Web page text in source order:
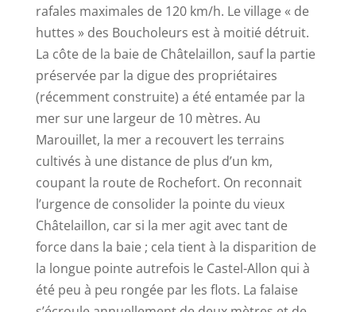
rafales maximales de 120 km/h. Le village « de
huttes » des Boucholeurs est à moitié détruit.
La côte de la baie de Châtelaillon, sauf la partie
préservée par la digue des propriétaires
(récemment construite) a été entamée par la
mer sur une largeur de 10 mètres. Au
Marouillet, la mer a recouvert les terrains
cultivés à une distance de plus d’un km,
coupant la route de Rochefort. On reconnait
l’urgence de consolider la pointe du vieux
Châtelaillon, car si la mer agit avec tant de
force dans la baie ; cela tient à la disparition de
la longue pointe autrefois le Castel-Allon qui à
été peu à peu rongée par les flots. La falaise